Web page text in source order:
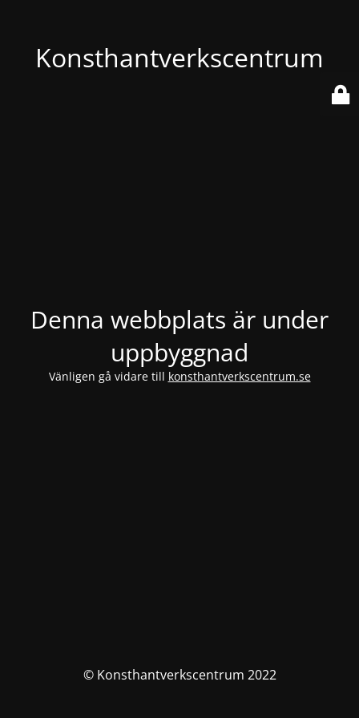
Konsthantverkscentrum
Denna webbplats är under
uppbyggnad
Vänligen gå vidare till konsthantverkscentrum.se
© Konsthantverkscentrum 2022